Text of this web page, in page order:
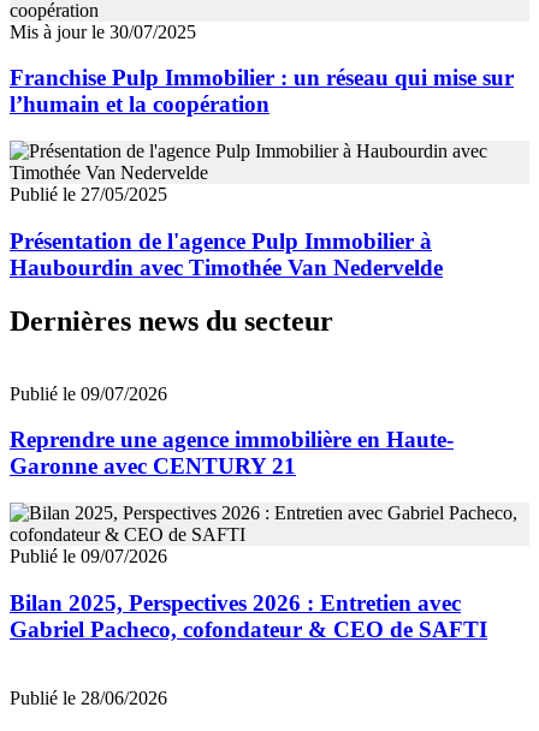
Mis à jour le 30/07/2025
Franchise Pulp Immobilier : un réseau qui mise sur
l’humain et la coopération
Publié le 27/05/2025
Présentation de l'agence Pulp Immobilier à
Haubourdin avec Timothée Van Nedervelde
Dernières news du secteur
Publié le 09/07/2026
Reprendre une agence immobilière en Haute-
Garonne avec CENTURY 21
Publié le 09/07/2026
Bilan 2025, Perspectives 2026 : Entretien avec
Gabriel Pacheco, cofondateur & CEO de SAFTI
Publié le 28/06/2026